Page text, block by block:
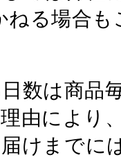
ねる場合
数は商品
由により
けまでに